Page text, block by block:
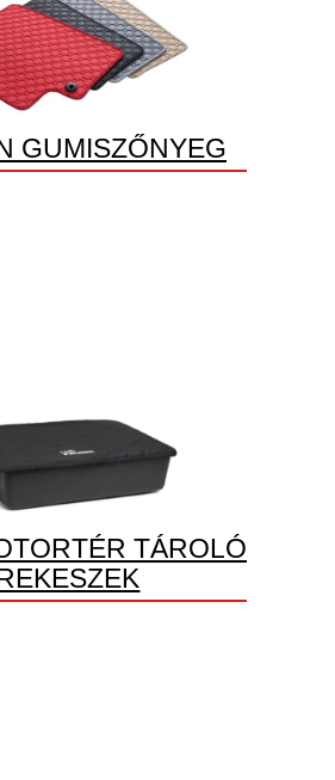
GUMISZŐNYEG
TÁROLÓ